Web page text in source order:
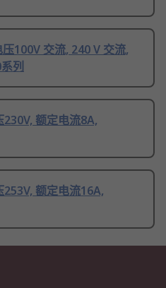
100V 交流, 240 V 交流,
列
额定电流8A,
额定电流16A,